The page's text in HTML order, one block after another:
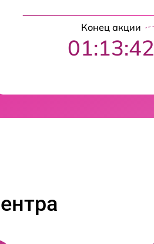
Конец акции
01:13:41